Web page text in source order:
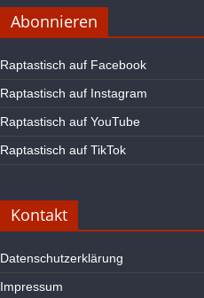
Abonnieren
Raptastisch auf Facebook
Raptastisch auf Instagram
Raptastisch auf YouTube
Raptastisch auf TikTok
Kontakt
Datenschutzerklärung
Impressum